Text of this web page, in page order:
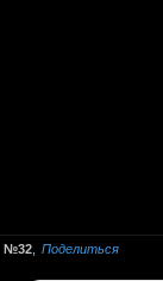
Поделиться
32